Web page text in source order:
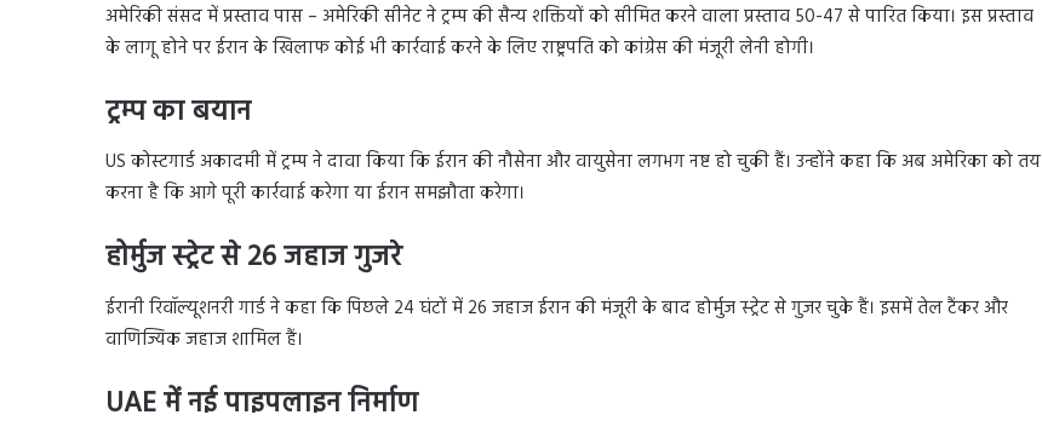
अमेरिकी संसद में प्रस्ताव पास – अमेरिकी सीनेट ने ट्रम्प की सैन्य शक्तियों को सीमित करने वाला प्रस्ताव 50-47 से पारित किया। इस प्रस्ताव
के लागू होने पर ईरान के खिलाफ कोई भी कार्रवाई करने के लिए राष्ट्रपति को कांग्रेस की मंजूरी लेनी होगी।
ट्रम्प का बयान
US कोस्टगार्ड अकादमी में ट्रम्प ने दावा किया कि ईरान की नौसेना और वायुसेना लगभग नष्ट हो चुकी हैं। उन्होंने कहा कि अब अमेरिका को तय
करना है कि आगे पूरी कार्रवाई करेगा या ईरान समझौता करेगा।
होर्मुज स्ट्रेट से 26 जहाज गुजरे
ईरानी रिवॉल्यूशनरी गार्ड ने कहा कि पिछले 24 घंटों में 26 जहाज ईरान की मंजूरी के बाद होर्मुज स्ट्रेट से गुजर चुके हैं। इसमें तेल टैंकर और
वाणिज्यिक जहाज शामिल हैं।
UAE में नई पाइपलाइन निर्माण